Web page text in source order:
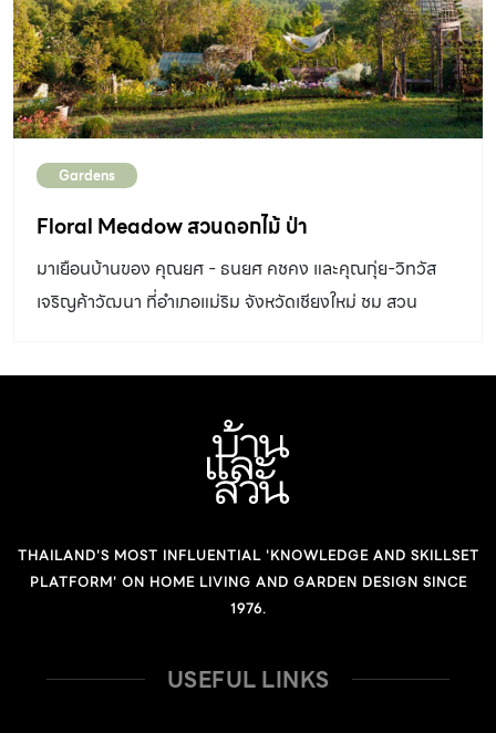
ยังง่ายกว่าสวนรูปแบบอื่นด้วยครับ เข้าใจพื้นที่ก่อนจัดสวน
อันที่จริงการจัดสวนโดยทั่วไปก็ควรตรวจสอบและทำความ
เข้าใจสภาพพื้นที่ให้ดีก่อนการออกแบบพื้นดินเป็นปัจจัยแรกที่
ควรคำนึง เพราะทั้งพรรณไม้และงานฮาร์ดสเคปก็ล้วนต้อง
พื้นที่จะมีคุณสมบัติหรือลักษณะของพื้นดินแตกต่างกันไป
หากเป็นไปได้ควรเก็บรักษาลักษณะของพื้นดินเดิมให้มากที่สุด
นอกจากเป็นการรักษาหน้าดินที่อุดมไปด้วยแร่ธาตุแล้ว ยัง
ช่วยรักษาสิ่งมีชีวิตและระบบนิเวศเดิมเอาไว้ด้วย ทั้งยังลด
การจัดสวนลงได้ บางกรณีคุณสมบัติเดิมของพื้นที่ยังกลาย
เป็นโจทย์ให้เกิดแนวคิดในการออกแบบที่ดีได้อีกด้วย สวย
ด้วยต้นไม้พื้นถิ่น การจัดสวนตามกระแสในปัจจุบันมักเลือก
ตัดต้นไม้เดิมในพื้นที่แล้วไปหาซื้อต้นไม้ใหม่ที่มีขายตามท้อง
ให้เข้ากับงานจัดสวนของเรา เพราะต้นไม้ในพื้นที่โดยเฉพาะไม้
ยืนต้นมีระบบรากยึดเกาะกับพื้นดินได้ดีกว่าต้นไม้ที่ขุดล้อมมา
ปลูก รวมถึงนำไม้พื้นถิ่นที่พบเห็นได้รอบพื้นที่บริเวณนั้นมาใช้
พืชพรรณเหล่านี้ยังง่ายกว่ามาก อย่าลืมเก็บน้ำไว้ใช้ น้ำเป็น
Gardens
Floral Meadow สวนดอกไม้ ป่า
มาเยือนบ้านของ คุณยศ - ธนยศ คชคง และคุณกุ่ย-วิทวัส
เจริญค้าวัฒนา ที่อำเภอแม่ริม จังหวัดเชียงใหม่ ชม สวน
THAILAND'S MOST INFLUENTIAL 'KNOWLEDGE AND SKILLSET
PLATFORM' ON HOME LIVING AND GARDEN DESIGN SINCE
1976.
USEFUL LINKS